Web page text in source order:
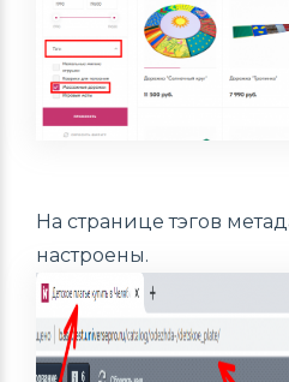
На странице тэгов
настроены.